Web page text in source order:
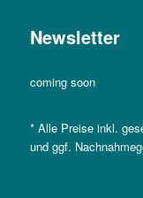
Newsletter
coming soon
* Alle Preise inkl.
und ggf.